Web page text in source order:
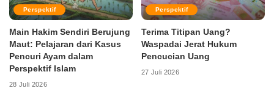
Perspektif
Main Hakim Sendiri Berujung
Maut: Pelajaran dari Kasus
Pencuri Ayam dalam
Perspektif Islam
28 Juli 2026
Perspektif
Terima Titipan Uang?
Waspadai Jerat Hukum
Pencucian Uang
27 Juli 2026